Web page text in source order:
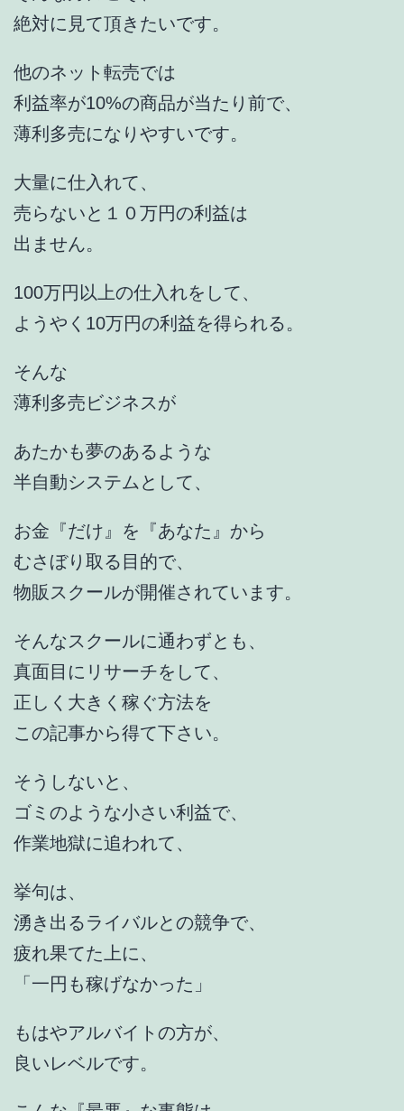
絶対に見て頂きたいです。
他のネット転売では
利益率が10%の商品が当たり前で、
薄利多売になりやすいです。
大量に仕入れて、
売らないと１０万円の利益は
出ません。
100万円以上の仕入れをして、
ようやく10万円の利益を得られる。
そんな
薄利多売ビジネスが
あたかも夢のあるような
半自動システムとして、
お金『だけ』を『あなた』から
むさぼり取る目的で、
物販スクールが開催されています。
そんなスクールに通わずとも、
真面目にリサーチをして、
正しく大きく稼ぐ方法を
この記事から得て下さい。
そうしないと、
ゴミのような小さい利益で、
作業地獄に追われて、
挙句は、
湧き出るライバルとの競争で、
疲れ果てた上に、
「一円も稼げなかった」
もはやアルバイトの方が、
良いレベルです。